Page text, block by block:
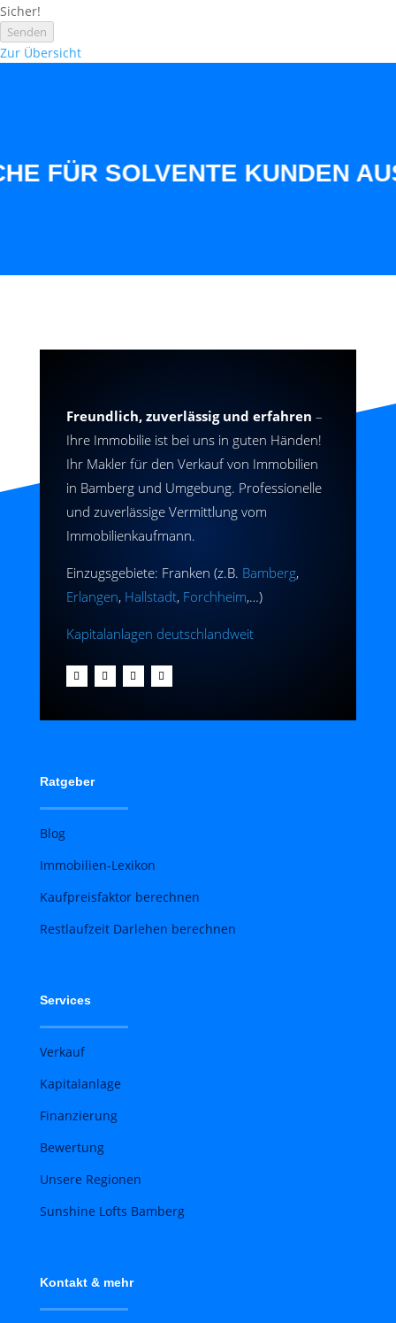
Sicher!
Senden
Zur Übersicht
SOLVENTE KUNDEN AUS
Freundlich, zuverlässig und erfahren –
Ihre Immobilie ist bei uns in guten Händen!
Ihr Makler für den Verkauf von Immobilien
in Bamberg und Umgebung. Professionelle
und zuverlässige Vermittlung vom
Immobilienkaufmann.
Einzugsgebiete: Franken (z.B. Bamberg,
Erlangen, Hallstadt, Forchheim,…)
Kapitalanlagen deutschlandweit
Ratgeber
Blog
Immobilien-Lexikon
Kaufpreisfaktor berechnen
Restlaufzeit Darlehen berechnen
Services
Verkauf
Kapitalanlage
Finanzierung
Bewertung
Unsere Regionen
Sunshine Lofts Bamberg
Kontakt & mehr